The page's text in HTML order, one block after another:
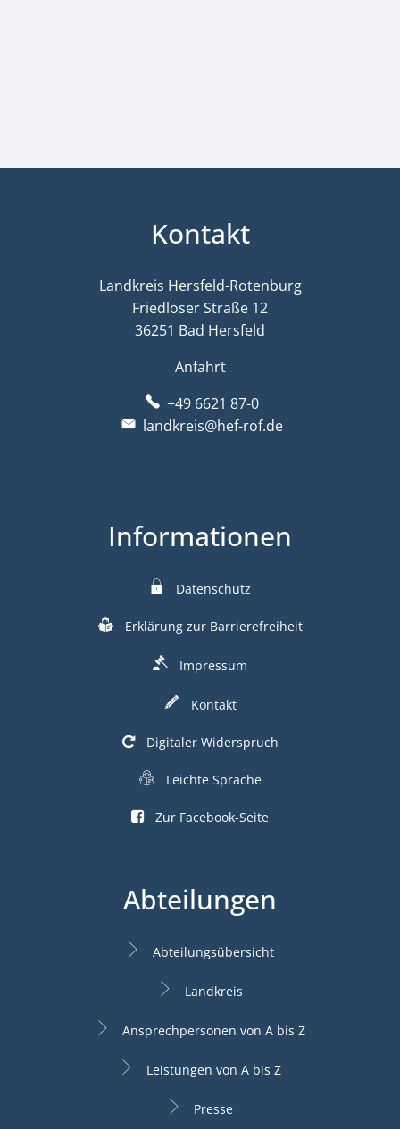
Kontakt
Landkreis Hersfeld-Rotenburg
Friedloser Straße 12
36251 Bad Hersfeld
Anfahrt
+49 6621 87-0
landkreis@hef-rof.de
Informationen
Datenschutz
Erklärung zur Barrierefreiheit
Impressum
Kontakt
Digitaler Widerspruch
Leichte Sprache
Zur Facebook-Seite
Abteilungen
Abteilungsübersicht
Landkreis
Ansprechpersonen von A bis Z
Leistungen von A bis Z
Presse